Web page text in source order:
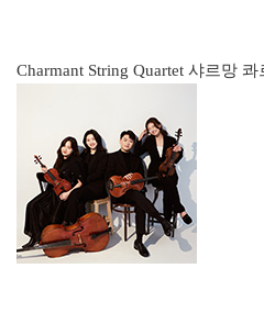
Charmant String Quartet 샤르망 콰